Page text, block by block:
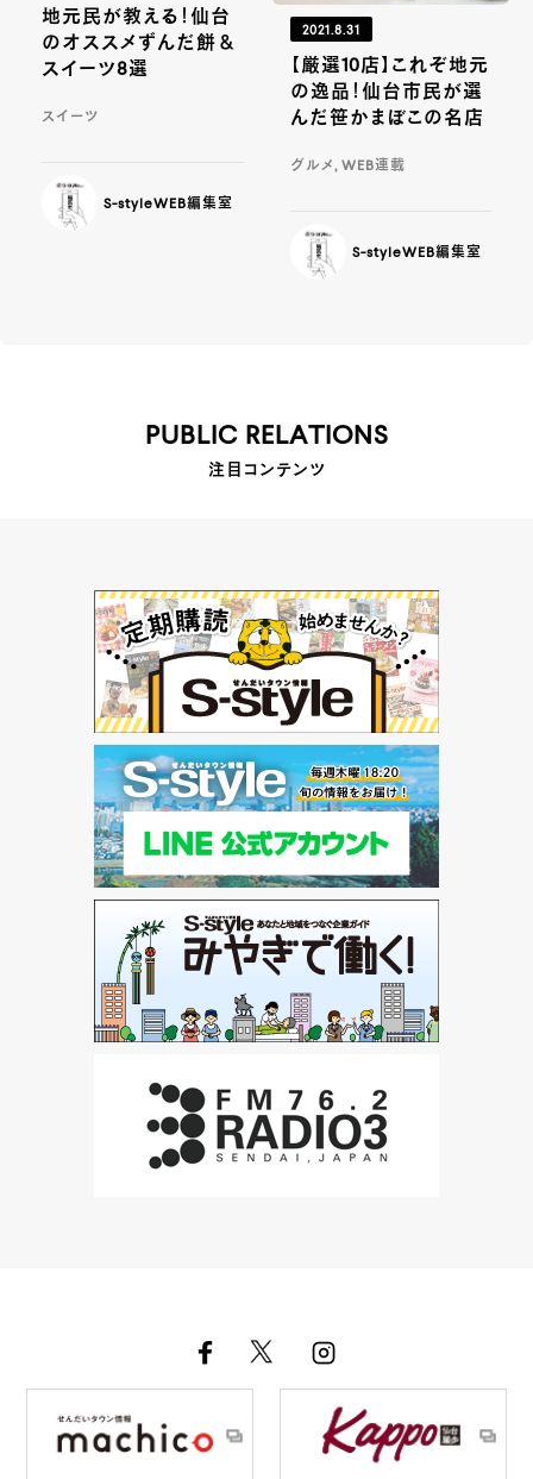
地元民が教える！仙台
のオススメずんだ餅＆
スイーツ8選
スイーツ
S-styleWEB編集室
2021.8.31
【厳選10店】これぞ地元
の逸品！仙台市民が選
んだ笹かまぼこの名店
グルメ, WEB連載
S-styleWEB編集室
PUBLIC RELATIONS
注目コンテンツ